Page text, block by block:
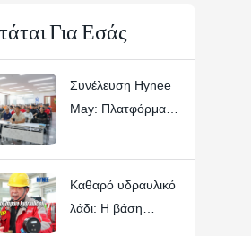
Για Εσάς
Συνέλευση Hynee
May: Πλατφόρμα
Εμπιστοσύνη και
τις Αεροπορικές
Καθαρό υδραυλικό
λάδι: Η βάση